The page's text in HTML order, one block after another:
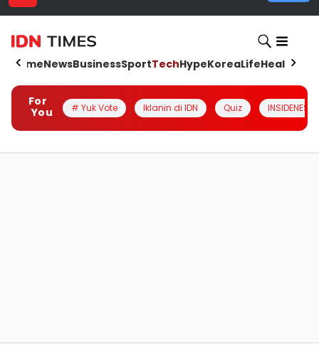
HomeNewsBusinessSportTechHypeKoreaLifeHealth
For
You
# Yuk Vote Iklanin di IDN Quiz INSIDENESIA